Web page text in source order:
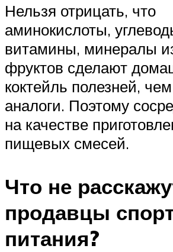
Нельзя отрицать, что
аминокислоты,
витамины, минералы
фруктов сделают
коктейль полезней,
аналоги. Поэтому
на качестве
пищевых смесей.
Что не
продавцы
питания?